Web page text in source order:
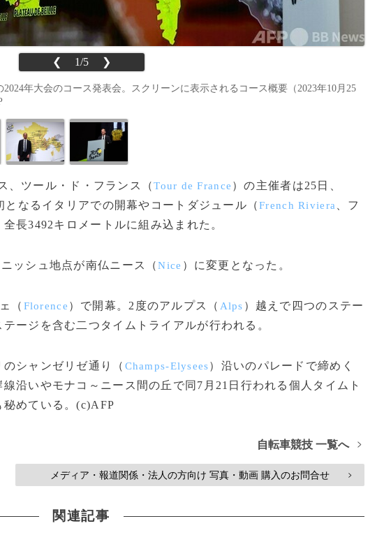
❮ 1/5 ❯
年大会のコース発表会。スクリーンに表示されるコース概要（2023年10月25
、ツール・ド・フランス（Tour de France ）の主催者は25日、
なるイタリアでの開幕やコートダジュール（French Riviera
、フ
長3492キロメートルに組み込まれた。
ッシュ地点が南仏ニース（Nice ）に変更となった。
（ Florence ）で開幕。2度のアルプス（ Alps ）越えで四つのステー
ージを含む二つタイムトライアルが行われる。
シャンゼリゼ通り（ Champs-Elysees）沿いのパレードで締めく
沿いやモナコ～ニース間の丘で同7月21日行われる個人タイムト
めている。(c)AFP
自転車競技 一覧へ >
メディア・報道関係・法人の方向け 写真・動画 購入のお問合せ >
関連記事